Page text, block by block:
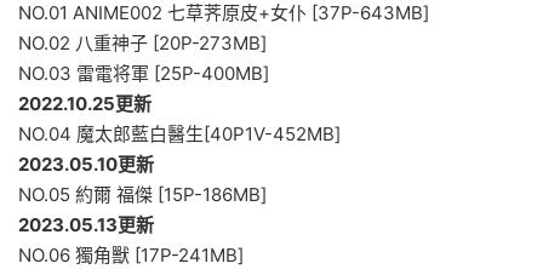
NO.01 ANIME002 七草荠原皮+女仆 [37P-643MB]
NO.02 八重神子 [20P-273MB]
NO.03 雷電将軍 [25P-400MB]
2022.10.25更新
NO.04 魔太郎藍白醫生[40P1V-452MB]
2023.05.10更新
NO.05 約爾 福傑 [15P-186MB]
2023.05.13更新
NO.06 獨角獸 [17P-241MB]